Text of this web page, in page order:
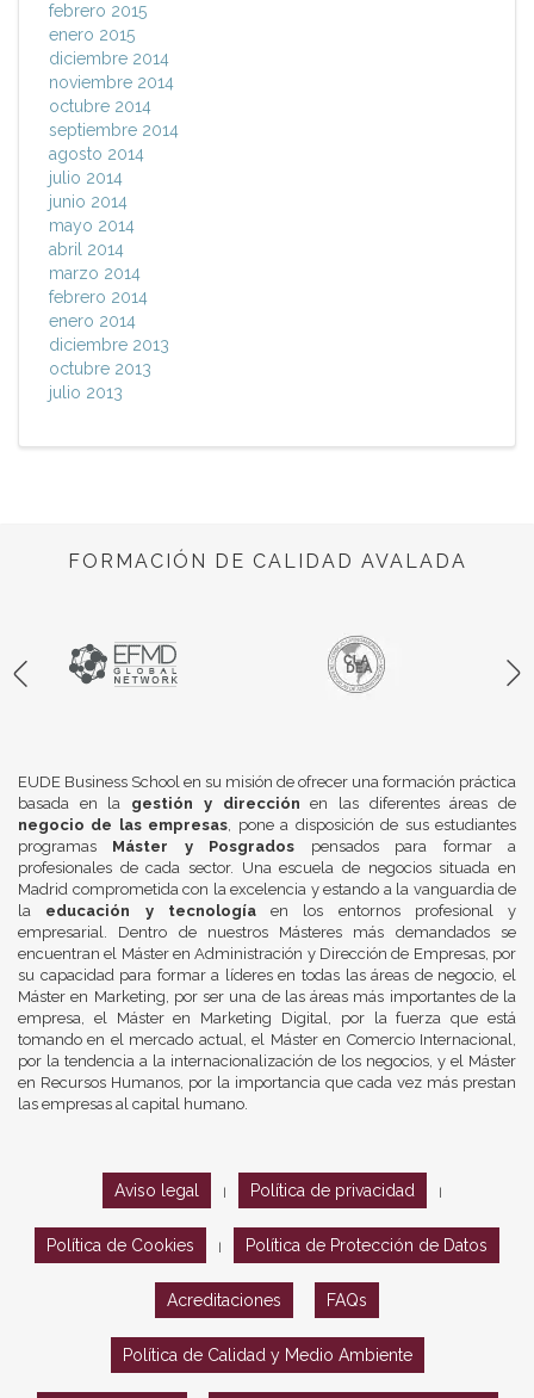
febrero 2015
enero 2015
diciembre 2014
noviembre 2014
octubre 2014
septiembre 2014
agosto 2014
julio 2014
junio 2014
mayo 2014
abril 2014
marzo 2014
febrero 2014
enero 2014
diciembre 2013
octubre 2013
julio 2013
FORMACIÓN DE CALIDAD AVALADA
EUDE Business School en su misión de ofrecer una formación práctica
basada en la gestión y dirección en las diferentes áreas de
negocio de las empresas, pone a disposición de sus estudiantes
programas Máster y Posgrados pensados para formar a
profesionales de cada sector. Una escuela de negocios situada en
Madrid comprometida con la excelencia y estando a la vanguardia de
la educación y tecnologíaen los entornos profesional y
empresarial. Dentro de nuestros Másteres más demandados se
encuentran el Máster en Administración y Dirección de Empresas, por
su capacidad para formar a líderes en todas las áreas de negocio, el
Máster en Marketing, por ser una de las áreas más importantes de la
empresa, el Máster en Marketing Digital, por la fuerza que está
tomando en el mercado actual, el Máster en Comercio Internacional,
por la tendencia a la internacionalización de los negocios, y el Máster
en Recursos Humanos, por la importancia que cada vez más prestan
las empresas al capital humano.
Aviso legal Política de privacidad
Política de Cookies Política de Protección de Datos
Acreditaciones FAQs
Política de Calidad y Medio Ambiente